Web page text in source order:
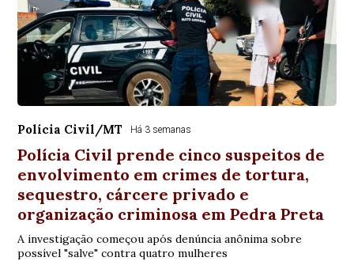
Polícia Civil/MT Há 3 semanas
Polícia Civil prende cinco suspeitos de
envolvimento em crimes de tortura,
sequestro, cárcere privado e
organização criminosa em Pedra Preta
A investigação começou após denúncia anônima sobre
possível "salve" contra quatro mulheres